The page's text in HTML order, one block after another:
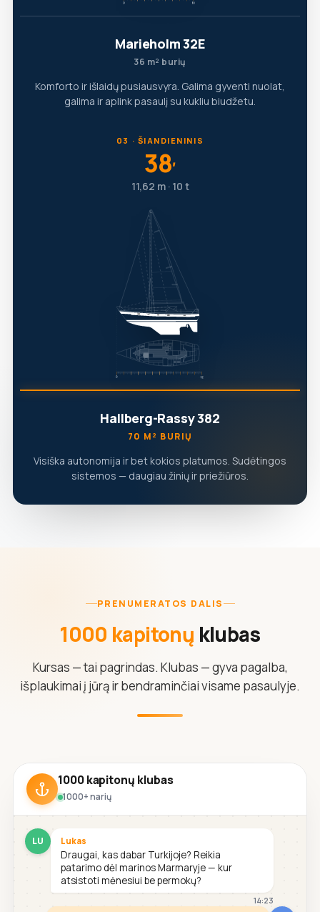
Marieholm 32E
36 m² burių
Komforto ir išlaidų pusiausvyra. Galima gyventi nuolat,
galima ir aplink pasaulį su kukliu biudžetu.
03 · ŠIANDIENINIS
38′
11,62 m · 10 t
Hallberg-Rassy 382
70 M² BURIŲ
Visiška autonomija ir bet kokios platumos. Sudėtingos
sistemos — daugiau žinių ir priežiūros.
PRENUMERATOS DALIS
1000 kapitonų klubas
Kursas — tai pagrindas. Klubas — gyva pagalba,
išplaukimai į jūrą ir bendraminčiai visame pasaulyje.
1000 kapitonų klubas
1000+ narių
LU Lukas
Draugai, kas dabar Turkijoje? Reikia
patarimo dėl marinos Marmaryje — kur
atsistoti mėnesiui be permokų?
14:23